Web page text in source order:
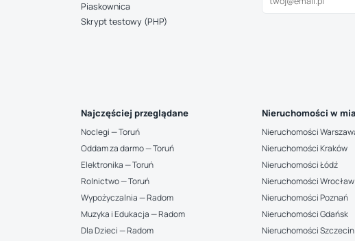
Piaskownica
Skrypt testowy (PHP)
Najczęściej przeglądane
Noclegi — Toruń
Oddam za darmo — Toruń
Elektronika — Toruń
Rolnictwo — Toruń
Wypożyczalnia — Radom
Muzyka i Edukacja — Radom
Dla Dzieci — Radom
Nieruchomości w
Nieruchomości
Nieruchomości Kraków
Nieruchomości Łódź
Nieruchomości Wrocław
Nieruchomości Poznań
Nieruchomości Gdańsk
Nieruchomości Szczecin